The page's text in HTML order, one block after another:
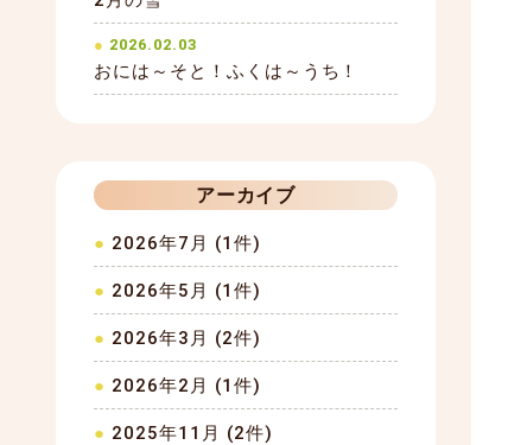
2026.02.03
おには～そと！ふくは～うち！
アーカイブ
2026年7月 (1件)
2026年5月 (1件)
2026年3月 (2件)
2026年2月 (1件)
2025年11月 (2件)